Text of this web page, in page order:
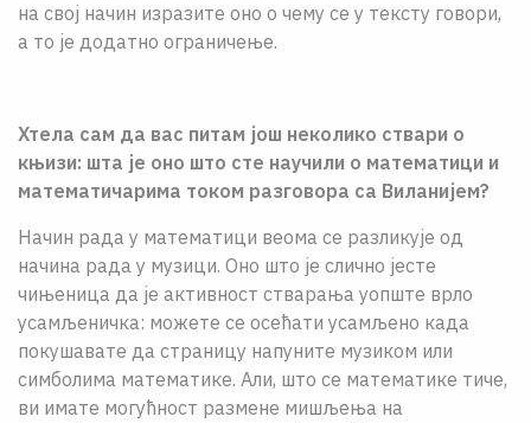
на свој начин изразите оно о чему се у тексту говори,
а то је додатно ограничење.
Хтела сам да вас питам још неколико ствари о
књизи: шта је оно што сте научили о математици и
математичарима током разговора са Виланијем?
Начин рада у математици веома се разликује од
начина рада у музици. Оно што је слично јесте
чињеница да је активност стварања уопште врло
усамљеничка: можете се осећати усамљено када
покушавате да страницу напуните музиком или
симболима математике. Али, што се математике тиче,
ви имате могућност размене мишљења на